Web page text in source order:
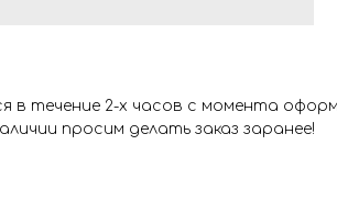
течение 2-х часов с момента
просим делать заказ заранее!